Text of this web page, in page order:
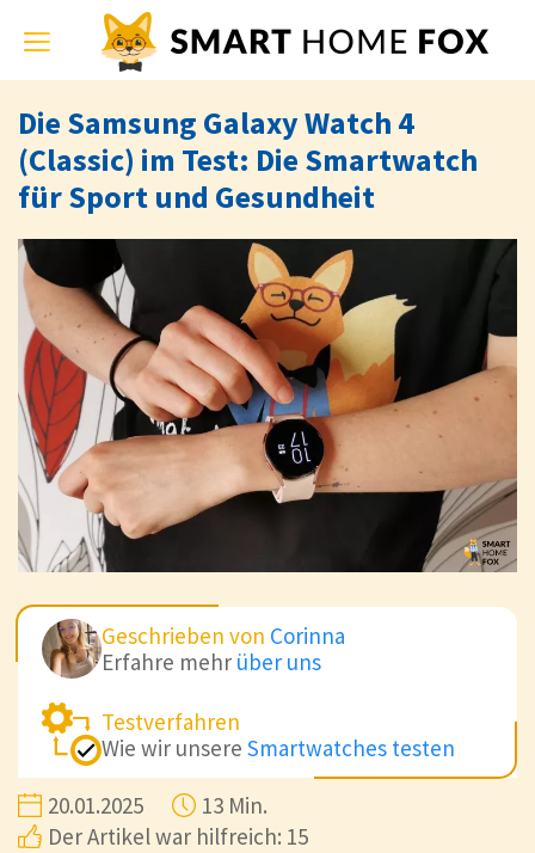
Toggle
navigation
Die Samsung Galaxy Watch 4
(Classic) im Test: Die Smartwatch
für Sport und Gesundheit
Geschrieben von Corinna
Erfahre mehr über uns
Testverfahren
Wie wir unsere Smartwatches testen
20.01.2025
13 Min.
Der Artikel war hilfreich: 15